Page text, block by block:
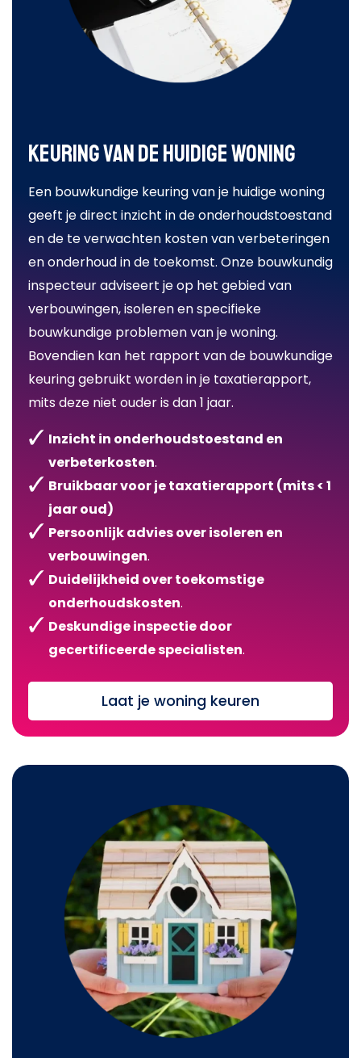
Keuring van de huidige woning
Een bouwkundige keuring van je huidige woning
geeft je direct inzicht in de onderhoudstoestand
en de te verwachten kosten van verbeteringen
en onderhoud in de toekomst. Onze bouwkundig
inspecteur adviseert je op het gebied van
verbouwingen, isoleren en specifieke
bouwkundige problemen van je woning.
Bovendien kan het rapport van de bouwkundige
keuring gebruikt worden in je taxatierapport,
mits deze niet ouder is dan 1 jaar.
Inzicht in onderhoudstoestand en
verbeterkosten.
Bruikbaar voor je taxatierapport (mits < 1
jaar oud)
Persoonlijk advies over isoleren en
verbouwingen.
Duidelijkheid over toekomstige
onderhoudskosten.
Deskundige inspectie door
gecertificeerde specialisten.
Laat je woning keuren